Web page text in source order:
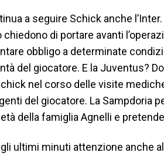
a seguire Schick anche
chiedono di portare avanti
obbligo a determinate
del giocatore. E la Juventus?
nel corso delle visite
del giocatore. La Sampdoria
della famiglia Agnelli e
ultimi minuti attenzione anche